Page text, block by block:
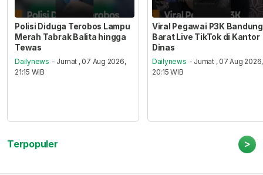
Polisi Diduga Terobos Lampu
Merah Tabrak Balita hingga
Tewas
Dailynews - Jumat , 07 Aug 2026,
21:15 WIB
Viral Pegawai P3K Bandung
Barat Live TikTok di Kantor
Dinas
Dailynews - Jumat , 07 Aug 2026,
20:15 WIB
Terpopuler >